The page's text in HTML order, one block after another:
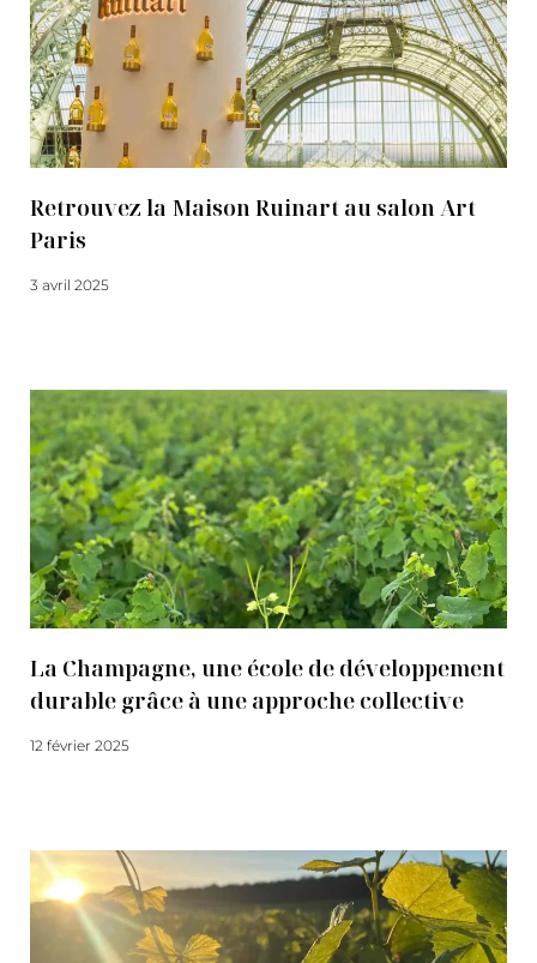
Retrouvez la Maison Ruinart au salon Art
Paris
3 avril 2025
La Champagne, une école de développement
durable grâce à une approche collective
12 février 2025